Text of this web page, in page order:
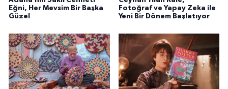
Eğni, Her Mevsim Bir Başka
Güzel
Fotoğraf ve Yapay Zeka ile
Yeni Bir Dönem Başlatıyor